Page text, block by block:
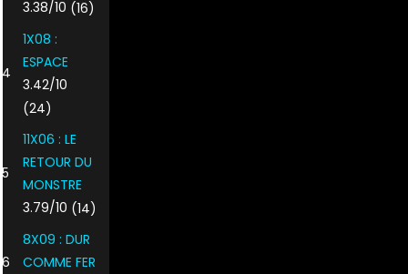
3.38/10 (16)
4
1X08 :
ESPACE
3.42/10
(24)
5
11X06 : LE
RETOUR DU
MONSTRE
3.79/10 (14)
6
8X09 : DUR
COMME FER